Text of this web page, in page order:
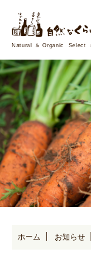
Natural＆Organic Select
ホーム お知らせ